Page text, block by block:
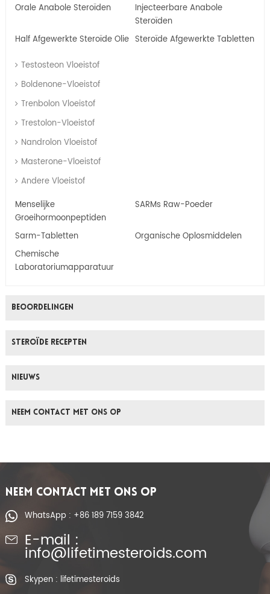
Orale Anabole Steroïden
Injecteerbare Anabole
Steroïden
Half Afgewerkte Steroïde Olie
Testosteon Vloeistof
Boldenone-Vloeistof
Trenbolon Vloeistof
Trestolon-Vloeistof
Nandrolon Vloeistof
Masterone-Vloeistof
Andere Vloeistof
Steroïde Afgewerkte Tabletten
Menselijke
Groeihormoonpeptiden
SARMs Raw-Poeder
Sarm-Tabletten
Organische Oplosmiddelen
Chemische
Laboratoriumapparatuur
BEOORDELINGEN
Steroïde Recepten
Nieuws
Neem Contact Met Ons Op
NEEM CONTACT MET ONS OP
WhatsApp : +86 189 7159 3842
E-mail :
info@lifetimesteroids.com
Skypen : lifetimesteroids